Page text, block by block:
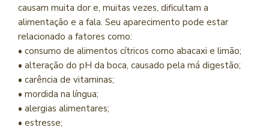
causam muita dor e, muitas vezes, dificultam a
alimentação e a fala. Seu aparecimento pode estar
relacionado a fatores como:
• consumo de alimentos cítricos como abacaxi e limão;
• alteração do pH da boca, causado pela má digestão;
• carência de vitaminas;
• mordida na língua;
• alergias alimentares;
• estresse;